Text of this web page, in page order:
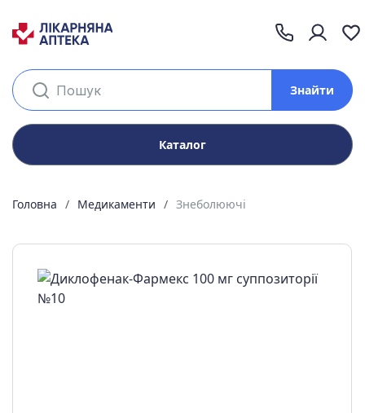
Каталог
Знайти
Головна Медикаменти Знеболюючі